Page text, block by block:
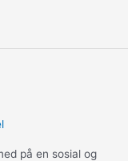
på en sosial og